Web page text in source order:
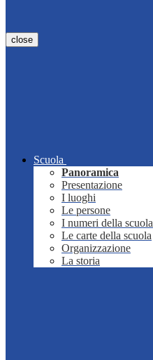
close
Scuola
Panoramica
Presentazione
I luoghi
Le persone
I numeri della scuola
Le carte della scuola
Organizzazione
La storia